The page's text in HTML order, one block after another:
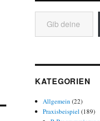
Gib deine E-Mail-Adresse ein ...
KATEGORIEN
Allgemein (22)
Praxisbeispiel (189)